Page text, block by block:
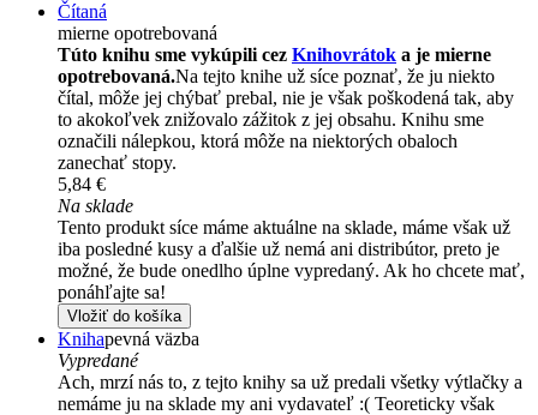
Čítaná
mierne opotrebovaná
Túto knihu sme vykúpili cez Knihovrátok a je mierne
opotrebovaná.Na tejto knihe už síce poznať, že ju niekto
čítal, môže jej chýbať prebal, nie je však poškodená tak, aby
to akokoľvek znižovalo zážitok z jej obsahu. Knihu sme
označili nálepkou, ktorá môže na niektorých obaloch
zanechať stopy.
5,84 €
Na sklade
Tento produkt síce máme aktuálne na sklade, máme však už
iba posledné kusy a ďalšie už nemá ani distribútor, preto je
možné, že bude onedlho úplne vypredaný. Ak ho chcete mať,
ponáhľajte sa!
Vložiť do košíka
Knihapevná väzba
Vypredané
Ach, mrzí nás to, z tejto knihy sa už predali všetky výtlačky a
nemáme ju na sklade my ani vydavateľ :( Teoreticky však